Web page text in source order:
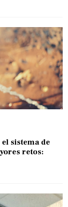
sistema de
retos: